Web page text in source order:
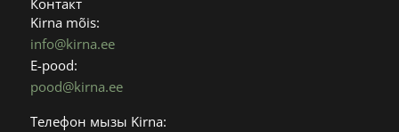
o
o
k
g
r
a
m
Контакт
Kirna mõis:
info@kirna.ee
E-pood:
pood@kirna.ee
Телефон мызы Kirna: